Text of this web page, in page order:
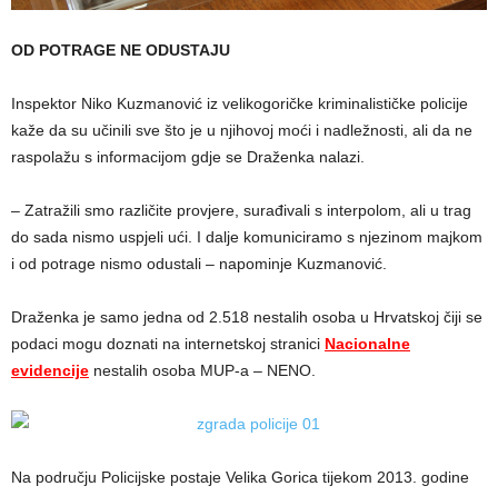
OD POTRAGE NE ODUSTAJU
Inspektor Niko Kuzmanović iz velikogoričke kriminalističke policije
kaže da su učinili sve što je u njihovoj moći i nadležnosti, ali da ne
raspolažu s informacijom gdje se Draženka nalazi.
– Zatražili smo različite provjere, surađivali s interpolom, ali u trag
do sada nismo uspjeli ući. I dalje komuniciramo s njezinom majkom
i od potrage nismo odustali – napominje Kuzmanović.
Draženka je samo jedna od 2.518 nestalih osoba u Hrvatskoj čiji se
podaci mogu doznati na internetskoj stranici Nacionalne
evidencije nestalih osoba MUP-a – NENO.
Na području Policijske postaje Velika Gorica tijekom 2013. godine